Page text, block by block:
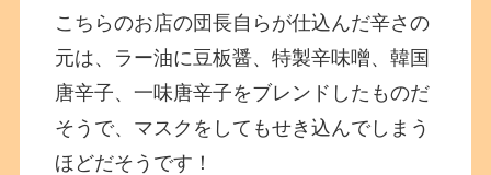
こちらのお店の団長自らが仕込んだ辛さの
元は、ラー油に豆板醤、特製辛味噌、韓国
唐辛子、一味唐辛子をブレンドしたものだ
そうで、マスクをしてもせき込んでしまう
ほどだそうです！